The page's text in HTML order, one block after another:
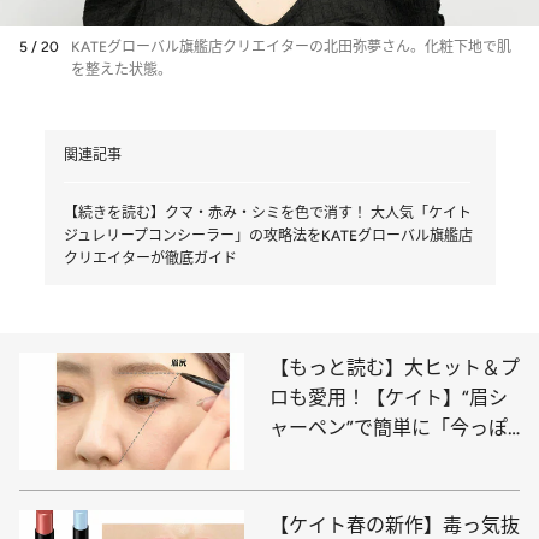
5 / 20
KATEグローバル旗艦店クリエイターの北田弥夢さん。化粧下地で肌
を整えた状態。
関連記事
【続きを読む】クマ・赤み・シミを色で消す！ 大人気「ケイト
ジュレリープコンシーラー」の攻略法をKATEグローバル旗艦店
クリエイターが徹底ガイド
【もっと読む】大ヒット＆プ
ロも愛用！【ケイト】“眉シ
ャーペン”で簡単に「今っぽ
ない描き方をKATEグローバ
ル旗艦店クリエイターが伝授
【ケイト春の新作】毒っ気抜